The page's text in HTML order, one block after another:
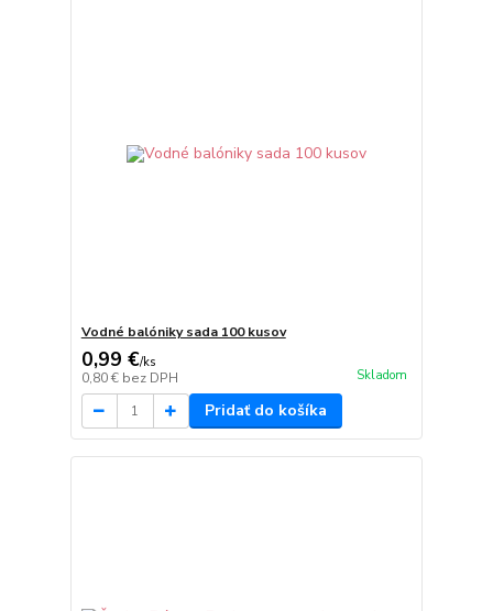
Vodné balóniky sada 100 kusov
0,99 €/ks
0,80 € bez DPH Skladom
Pridať do košíka